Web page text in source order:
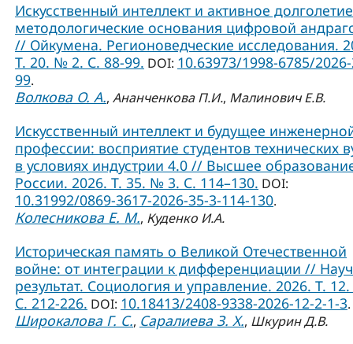
Искусственный интеллект и активное
методологические основания цифровой
// Ойкумена. Регионоведческие исследования.
Т. 20. № 2. С. 88-99. DOI: 10.63973/1998-6785/
99.
Волкова О. А., Ананченкова П.И., Малинович Е.В.
Искусственный интеллект и будущее
профессии: восприятие студентов технических
в условиях индустрии 4.0 // Высшее
России. 2026. Т. 35. № 3. С. 114–130. DOI:
10.31992/0869-3617-2026-35-3-114-130.
Колесникова Е. М., Куденко И.А.
Историческая память о Великой Отечественной
войне: от интеграции к дифференциации //
результат. Социология и управление. 2026. Т.
С. 212-226. DOI: 10.18413/2408-9338-2026-12-2-1-3.
Широкалова Г. С., Саралиева З. Х., Шкурин Д.В.